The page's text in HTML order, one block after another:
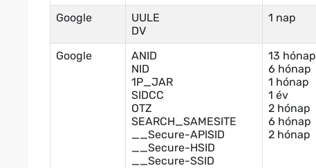
Google
UULE
DV
1 nap
Google
ANID
NID
1P_JAR
SIDCC
OTZ
SEARCH_SAMESITE
__Secure-APISID
__Secure-HSID
__Secure-SSID
13 hónap
6 hónap
1 hónap
1 év
2 hónap
6 hónap
2 hónap